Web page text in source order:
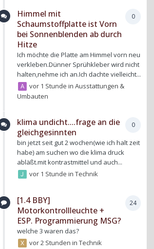
0
Himmel mit
Schaumstoffplatte ist Vorn
bei Sonnenblenden ab durch
Hitze
Ich möchte die Platte am Himmel vorn neu
verkleben.Dünner Sprühkleber wird nicht
halten,nehme ich an.Ich dachte vielleicht...
vor 1 Stunde inAusstattungen &
Umbauten
0
klima undicht....frage an die
gleichgesinnten
bin jetzt seit gut 2 wochen(wie ich halt zeit
habe) am suchen wo die klima druck
abläßt.mit kontrastmittel und auch...
vor 1 Stunde inTechnik
24
[1.4 BBY]
Motorkontrollleuchte +
ESP. Programmierung MSG?
welche 3 waren das?
vor 2 Stunden inTechnik